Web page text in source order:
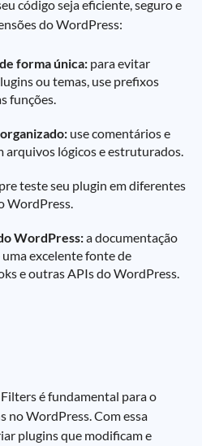
código seja eficiente, seguro e
do WordPress:
forma única: para evitar
ou temas, use prefixos
funções.
use comentários e
arquivos lógicos e estruturados.
teste seu plugin em diferentes
WordPress.
WordPress:a documentação
excelente fonte de
e outras APIs do WordPress.
é fundamental para o
no WordPress. Com essa
plugins que modificam e